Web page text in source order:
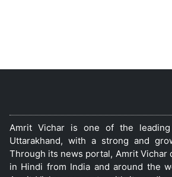
Amrit Vichar is one of the
Uttarakhand, with a strong and
Through its news portal, Amrit Vichar
in Hindi from India and around the